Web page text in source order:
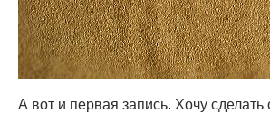
А вот и первая запись. Хочу